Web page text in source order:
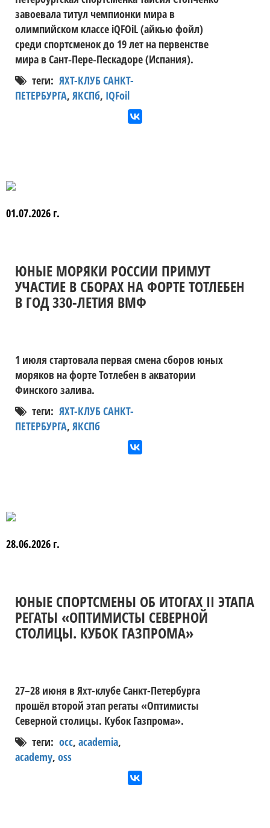
завоевала титул чемпионки мира в
олимпийском классе iQFOiL (айкью фойл)
среди спортсменок до 19 лет на первенстве
мира в Сант‑Пере‑Пескадоре (Испания).
теги: ЯХТ-КЛУБ САНКТ-
ПЕТЕРБУРГА, ЯКСПб, IQFoil
01.07.2026 г.
ЮНЫЕ МОРЯКИ РОССИИ ПРИМУТ
УЧАСТИЕ В СБОРАХ НА ФОРТЕ ТОТЛЕБЕН
В ГОД 330-ЛЕТИЯ ВМФ
1 июля стартовала первая смена сборов юных
моряков на форте Тотлебен в акватории
Финского залива.
теги: ЯХТ-КЛУБ САНКТ-
ПЕТЕРБУРГА, ЯКСПб
28.06.2026 г.
ЮНЫЕ СПОРТСМЕНЫ ОБ ИТОГАХ II ЭТАПА
РЕГАТЫ «ОПТИМИСТЫ СЕВЕРНОЙ
СТОЛИЦЫ. КУБОК ГАЗПРОМА»
27–28 июня в Яхт-клубе Санкт-Петербурга
прошёл второй этап регаты «Оптимисты
Северной столицы. Кубок Газпрома».
теги: occ, academia,
academy, oss